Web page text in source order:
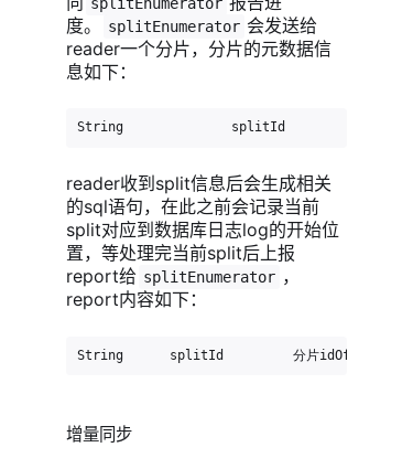
度。
splitEnumerator 会发送给
reader一个分片，分片的元数据信
息如下：
String              splitId         路由
reader收到split信息后会生成相关
的sql语句，在此之前会记录当前
split对应到数据库日志log的开始位
置，等处理完当前split后上报
report给 splitEnumerator ，
report内容如下：
String      splitId         分片idOffset
增量同步